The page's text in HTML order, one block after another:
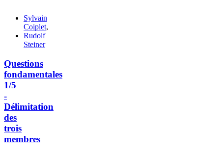
Sylvain
Coiplet,
Rudolf
Steiner
Questions
fondamentales
1/5
-
Délimitation
des
trois
membres